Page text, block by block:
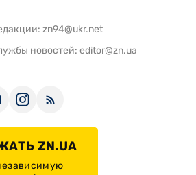
zn94@ukr.net
новостей: editor@zn.ua
ZN.UA